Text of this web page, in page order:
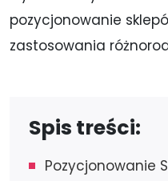
pozycjonowanie
zastosowania
Spis treści:
Pozycjonowanie